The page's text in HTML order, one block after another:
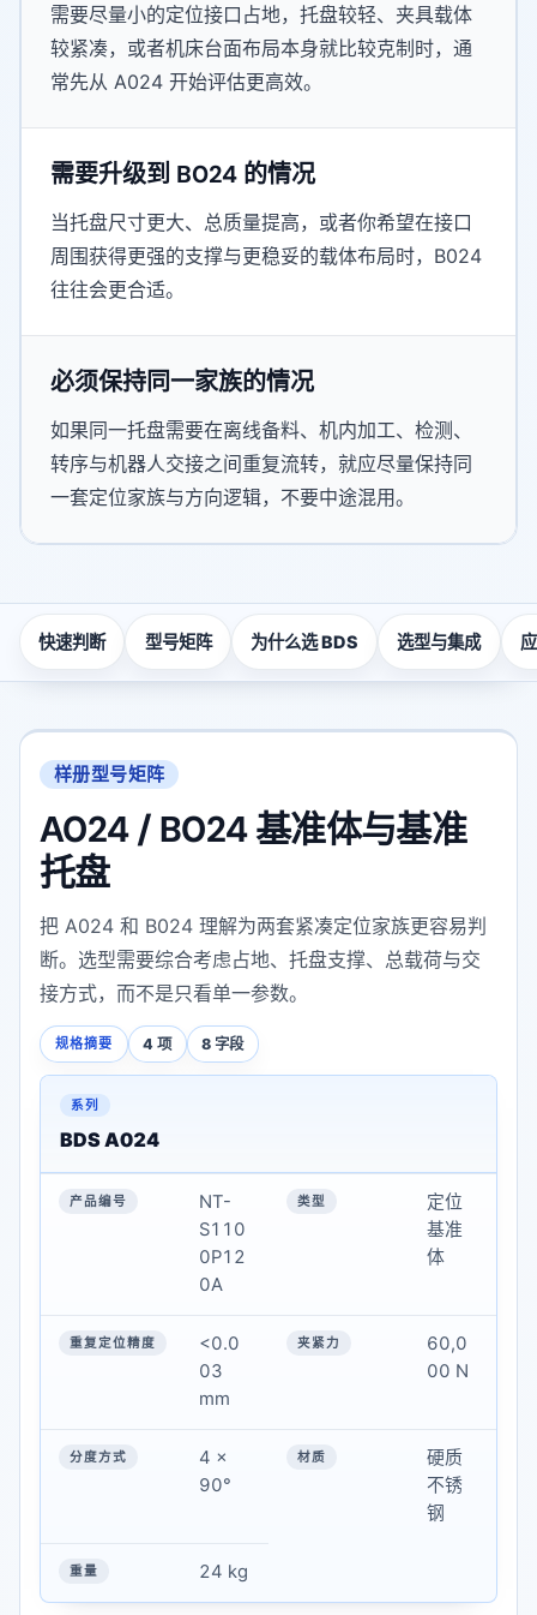
需要尽量小的定位接口占地，托盘较轻、夹具载体
较紧凑，或者机床台面布局本身就比较克制时，通
常先从 A024 开始评估更高效。
需要升级到 B024 的情况
当托盘尺寸更大、总质量提高，或者你希望在接口
周围获得更强的支撑与更稳妥的载体布局时，B024
往往会更合适。
必须保持同一家族的情况
如果同一托盘需要在离线备料、机内加工、检测、
转序与机器人交接之间重复流转，就应尽量保持同
一套定位家族与方向逻辑，不要中途混用。
快速判断 型号矩阵 为什么选 BDS 选型与集成
样册型号矩阵
A024 / B024 基准体与基准
托盘
把 A024 和 B024 理解为两套紧凑定位家族更容易判
断。选型需要综合考虑占地、托盘支撑、总载荷与交
接方式，而不是只看单一参数。
规格摘要 4 项 8 字段
BDS 定位基准技术参数 (表 1)
系列
类型
BDS A024
NT-
S110
0P12
0A
定位
基准
体
<0.0
03
mm
60,0
00 N
4 ×
90°
硬质
不锈
钢
24 kg